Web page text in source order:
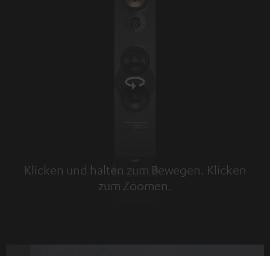
Klicken und halten zum Bewegen. Klicken
zum Zoomen.
Tap to zoom